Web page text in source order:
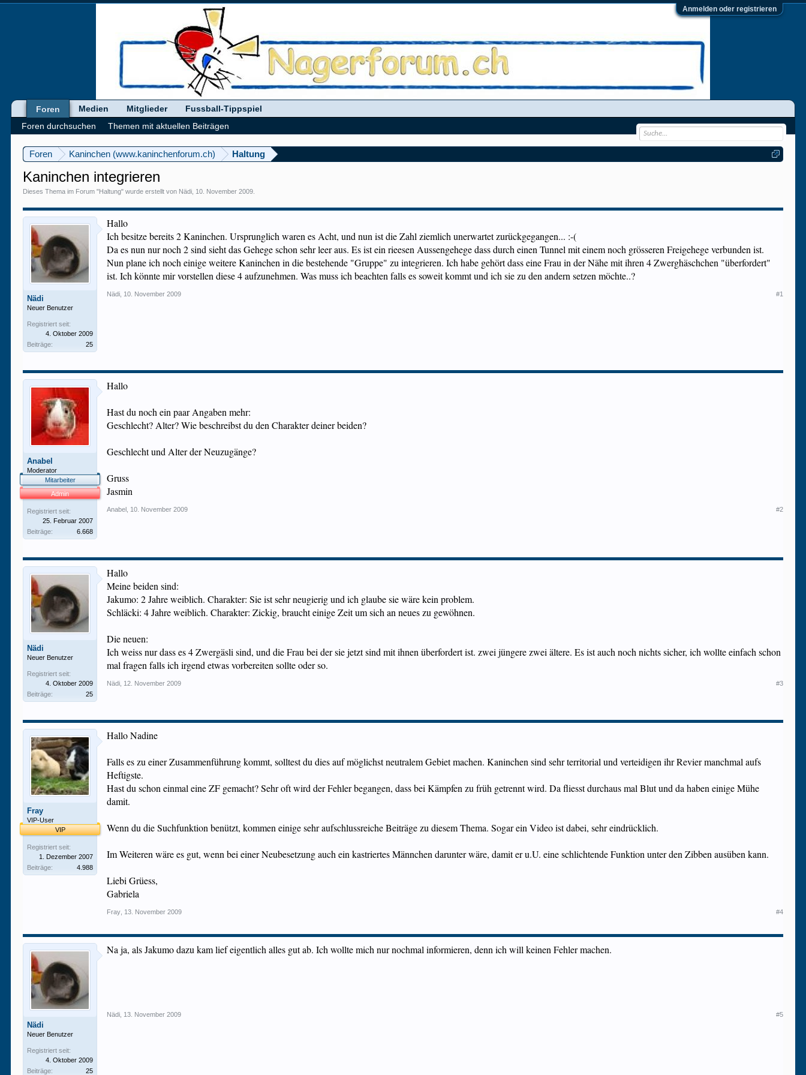
Anmelden oder registrieren
Foren Kaninchen (www.kaninchenforum.ch) Haltung
Kaninchen integrieren
Dieses Thema im Forum "Haltung" wurde erstellt von Nädi 10. November 2009
Nädi
Neuer Benutzer
Registriert seit:
4. Oktober 2009
Beiträge:
25
Hallo
Ich besitze bereits 2 Kaninchen. Ursprunglich waren es Acht, und nun ist die Zahl ziemlich unerwartet zurückgegangen... :-(
Da es nun nur noch 2 sind sieht das Gehege schon sehr leer aus. Es ist ein rieesen Aussengehege dass durch einen Tunnel mit einem noch grösseren Freigehege verbunden ist.
Nun plane ich noch einige weitere Kaninchen in die bestehende "Gruppe" zu integrieren. Ich habe gehört dass eine Frau in der Nähe mit ihren 4 Zwerghäschchen "überfordert"
ist. Ich könnte mir vorstellen diese 4 aufzunehmen. Was muss ich beachten falls es soweit kommt und ich sie zu den andern setzen möchte..?
Nädi 10. November 2009 #1
Anabel
Moderator
Mitarbeiter
Admin
Registriert seit:
25. Februar 2007
Beiträge:
6.668
Hallo
Hast du noch ein paar Angaben mehr:
Geschlecht? Alter? Wie beschreibst du den Charakter deiner beiden?
Geschlecht und Alter der Neuzugänge?
Gruss
Jasmin
Anabel 10. November 2009 #2
Nädi
Neuer Benutzer
Registriert seit:
4. Oktober 2009
Beiträge:
25
Hallo
Meine beiden sind:
Jakumo: 2 Jahre weiblich. Charakter: Sie ist sehr neugierig und ich glaube sie wäre kein problem.
Schläcki: 4 Jahre weiblich. Charakter: Zickig, braucht einige Zeit um sich an neues zu gewöhnen.
Die neuen:
Ich weiss nur dass es 4 Zwergäsli sind, und die Frau bei der sie jetzt sind mit ihnen überfordert ist. zwei jüngere zwei ältere. Es ist auch noch nichts sicher, ich wollte einfach schon
mal fragen falls ich irgend etwas vorbereiten sollte oder so.
Nädi 12. November 2009 #3
Fray
VIP-User
VIP
Registriert seit:
1. Dezember 2007
Beiträge:
4.988
Hallo Nadine
Falls es zu einer Zusammenführung kommt, solltest du dies auf möglichst neutralem Gebiet machen. Kaninchen sind sehr territorial und verteidigen ihr Revier manchmal aufs
Heftigste.
Hast du schon einmal eine ZF gemacht? Sehr oft wird der Fehler begangen, dass bei Kämpfen zu früh getrennt wird. Da fliesst durchaus mal Blut und da haben einige Mühe
damit.
Wenn du die Suchfunktion benützt, kommen einige sehr aufschlussreiche Beiträge zu diesem Thema. Sogar ein Video ist dabei, sehr eindrücklich.
Im Weiteren wäre es gut, wenn bei einer Neubesetzung auch ein kastriertes Männchen darunter wäre, damit er u.U. eine schlichtende Funktion unter den Zibben ausüben kann.
Liebi Grüess,
Gabriela
Fray 13. November 2009 #4
Nädi
Neuer Benutzer
Registriert seit:
4. Oktober 2009
Beiträge:
25
Na ja, als Jakumo dazu kam lief eigentlich alles gut ab. Ich wollte mich nur nochmal informieren, denn ich will keinen Fehler machen.
Nädi 13. November 2009 #5
Foren
Foren durchsuchen
Themen mit aktuellen Beiträgen
Medien Mitglieder Fussball-Tippspiel